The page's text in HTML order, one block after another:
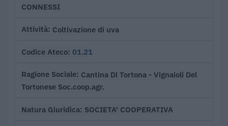
CONNESSI
Attività Coltivazione di uva
Codice Ateco 01.21
Ragione Sociale Cantina Di Tortona - Vignaioli Del
Tortonese Soc.coop.agr.
Natura Giuridica SOCIETA' COOPERATIVA